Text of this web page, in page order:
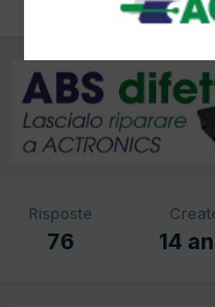
Risposte
76 14